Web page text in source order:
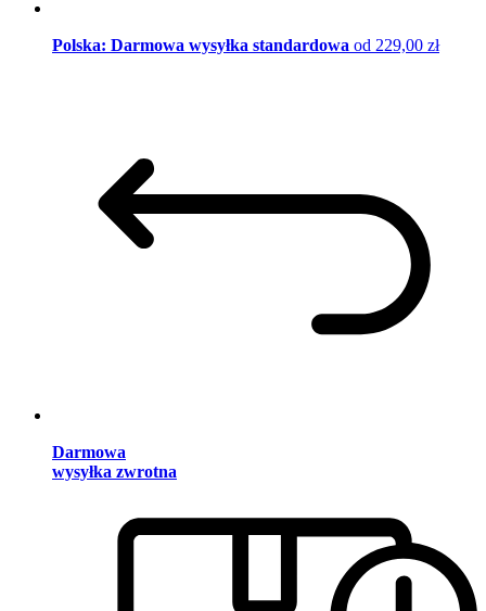
Polska: Darmowa wysyłka standardowa od 229,00 zł
Darmowa
wysyłka zwrotna